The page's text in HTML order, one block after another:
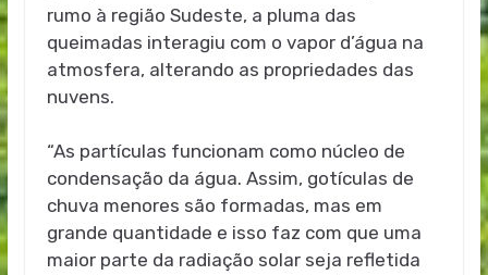
rumo à região Sudeste, a pluma das
queimadas interagiu com o vapor d’água na
atmosfera, alterando as propriedades das
nuvens.
“As partículas funcionam como núcleo de
condensação da água. Assim, gotículas de
chuva menores são formadas, mas em
grande quantidade e isso faz com que uma
maior parte da radiação solar seja refletida